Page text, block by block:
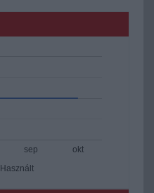
Használt
sep okt